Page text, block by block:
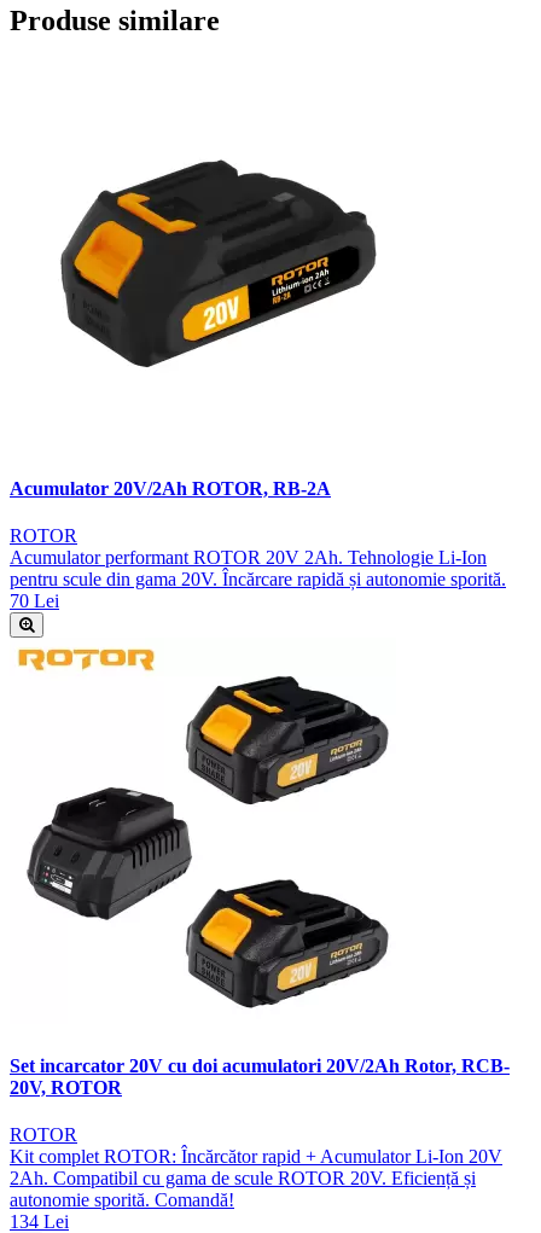
Produse similare
Acumulator 20V/2Ah ROTOR, RB-2A
ROTOR
Acumulator performant ROTOR 20V 2Ah. Tehnologie Li-Ion
pentru scule din gama 20V. Încărcare rapidă și autonomie sporită.
70 Lei
Set incarcator 20V cu doi acumulatori 20V/2Ah Rotor, RCB-
20V, ROTOR
ROTOR
Kit complet ROTOR: Încărcător rapid + Acumulator Li-Ion 20V
2Ah. Compatibil cu gama de scule ROTOR 20V. Eficiență și
autonomie sporită. Comandă!
134 Lei